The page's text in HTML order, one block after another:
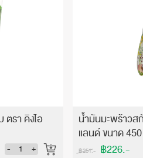
รา คิงไอ
- +
น้ำมันมะพร้าวส
แลนด์ ขนาด
฿251.- ฿226.-